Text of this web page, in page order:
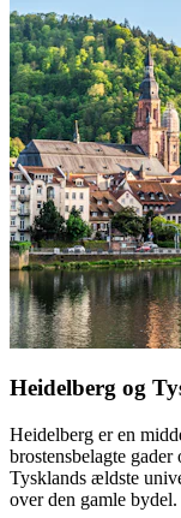
Heidelberg og
Heidelberg er en
brostensbelagte
Tysklands ældste
over den gamle bydel.